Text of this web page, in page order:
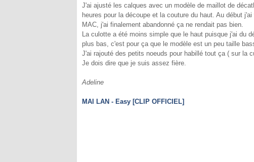
J'ai ajusté les calques avec un modèle de maillot de
heures pour la découpe et la couture du haut. Au début
MAC, j'ai finalement abandonné ça ne rendait pas bien.
La culotte a été moins simple que le haut puisque j'ai du
plus bas, c'est pour ça que le modèle est un peu taille
J'ai rajouté des petits noeuds pour habillé tout ça ( sur la
Je dois dire que je suis assez fière.
Adeline
MAI LAN - Easy [CLIP OFFICIEL]